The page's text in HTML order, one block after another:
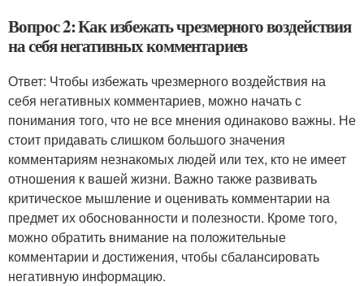
Вопрос 2: Как избежать чрезмерного воздействия
на себя негативных комментариев
Ответ: Чтобы избежать чрезмерного воздействия на
себя негативных комментариев, можно начать с
понимания того, что не все мнения одинаково важны. Не
стоит придавать слишком большого значения
комментариям незнакомых людей или тех, кто не имеет
отношения к вашей жизни. Важно также развивать
критическое мышление и оценивать комментарии на
предмет их обоснованности и полезности. Кроме того,
можно обратить внимание на положительные
комментарии и достижения, чтобы сбалансировать
негативную информацию.